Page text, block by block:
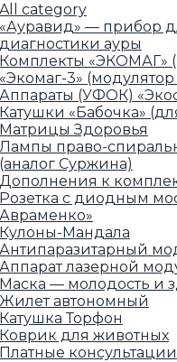
category
— прибор
ауры
«ЭКОМАГ»
3»
(УФОК)
«Бабочка»
Здоровья
право-
Суржина)
к
с диодным
Мандала
лазерной
— молодость и
автономный
Торфон
для животных
консультации